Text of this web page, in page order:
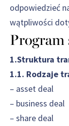
odpowiedzieć
wątpliwości
Program
1.Struktura
1.1. Rodzaje
– asset deal
– business deal
– share deal